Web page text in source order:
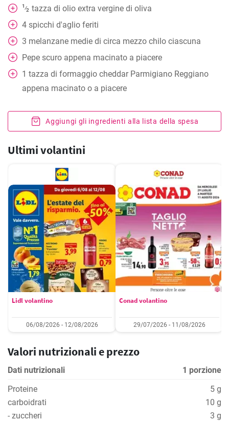
1⁄2 tazza di olio extra vergine di oliva
4 spicchi d'aglio feriti
3 melanzane medie di circa mezzo chilo ciascuna
Pepe scuro appena macinato a piacere
1 tazza di formaggio cheddar Parmigiano Reggiano
appena macinato o a piacere
Aggiungi gli ingredienti alla lista della spesa
Ultimi volantini
Lidl volantino
06/08/2026 - 12/08/2026
Conad volantino
29/07/2026 - 11/08/2026
Valori nutrizionali e prezzo
Dati nutrizionali
1 porzione
Proteine
5 g
carboidrati
10 g
- zuccheri
3 g